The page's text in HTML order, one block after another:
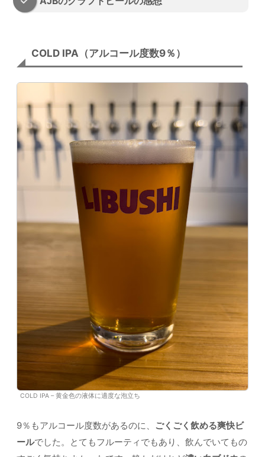
COLD IPA（アルコール度数9％）
COLD IPA – 黄金色の液体に適度な泡立ち
9％もアルコール度数があるのに、 ごくごく飲める爽快ビ
ールでした。とてもフルーティでもあり、飲んでいてもの